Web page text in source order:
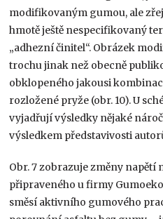
modifikovaným gumou, ale
hmotě ještě nespecifikovaný
„adhezní činitel“. Obrázek
trochu jinak než obecně
obklopeného jakousi
rozložené pryže (obr. 10). U
vyjadřují výsledky nějaké
výsledkem představivosti
Obr. 7 zobrazuje změny
připraveného u firmy
směsí aktivního gumového